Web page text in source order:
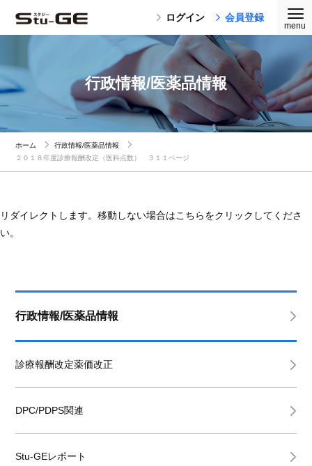
ログイン 会員登録
行政情報/医薬品情報
ホーム
行政情報/医薬品情報
２０１８年度診療報酬改定（医科点数） ３１１ページ
リダイレクトします。移動しない場合はこちらをクリックしてくださ
い。
行政情報/医薬品情報
診療報酬改定薬価改正
DPC/PDPS関連
Stu-GEレポート